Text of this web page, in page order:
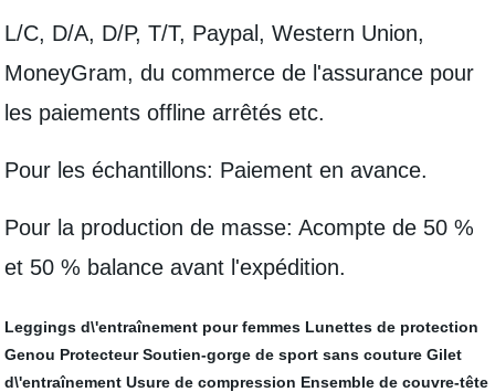
L/C, D/A, D/P, T/T, Paypal, Western Union,
MoneyGram, du commerce de l'assurance pour
les paiements offline arrêtés etc.
Pour les échantillons: Paiement en avance.
Pour la production de masse: Acompte de 50 %
et 50 % balance avant l'expédition.
Leggings d\'entraînement pour femmes Lunettes de protection
Genou Protecteur Soutien-gorge de sport sans couture Gilet
d\'entraînement Usure de compression Ensemble de couvre-tête